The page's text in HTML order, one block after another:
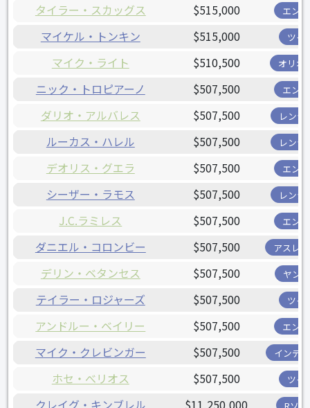
タイラー・スカッグス $515,000 エン
マイケル・トンキン $515,000 ツイ
マイク・ライト $510,500 オリオ
ニック・トロピアーノ $507,500 エン
ダリオ・アルバレス $507,500 レンジ
ルーカス・ハレル $507,500 レンジ
デオリス・グエラ $507,500 エン
シーザー・ラモス $507,500 レンジ
J.C.ラミレス $507,500 エン
ダニエル・コロンビー $507,500 アスレ
デリン・ベタンセス $507,500 ヤン
テイラー・ロジャーズ $507,500 ツイ
アンドルー・ベイリー $507,500 エン
マイク・クレビンガー $507,500 インデ
ホセ・べリオス $507,500 ツイ
クレイグ・キンブレル $11,250,000